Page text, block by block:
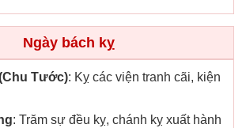
Ngày bách kỵ
Tước): Kỵ các viện tranh cãi, kiện
: Trăm sự đều kỵ, chánh kỵ xuất hành